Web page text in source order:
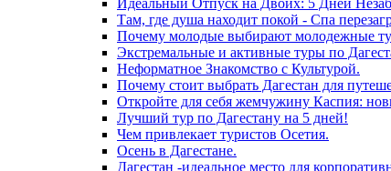
Идеальный Отпуск на Двоих: 5 Дней
Там, где душа находит покой - Спа
Почему молодые выбирают молодежные
Экстремальные и активные туры по
Неформатное Знакомство с Культурой.
Почему стоит выбрать Дагестан для
Откройте для себя жемчужину Каспия:
Лучший тур по Дагестану на 5 дней!
Чем привлекает туристов Осетия.
Осень в Дагестане.
Дагестан -идеальное место для